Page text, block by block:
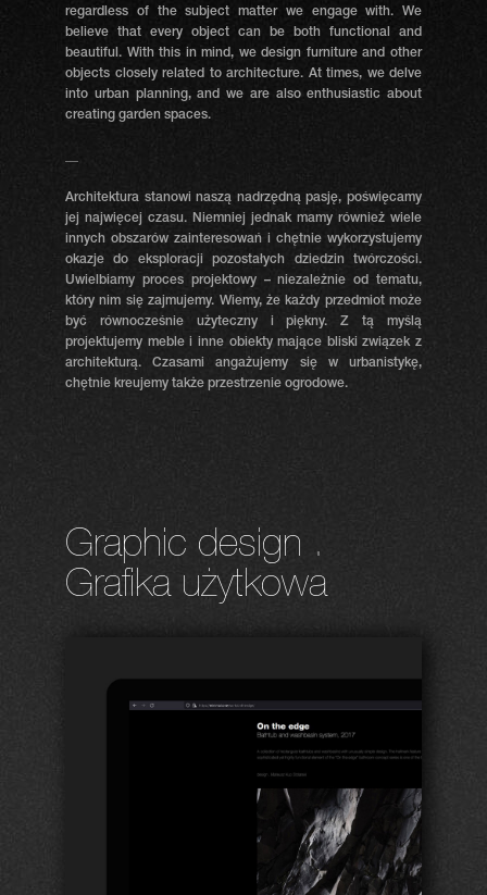
regardless of the subject matter we engage with. We
believe that every object can be both functional and
beautiful. With this in mind, we design furniture and other
objects closely related to architecture. At times, we delve
into urban planning, and we are also enthusiastic about
creating garden spaces.
Architektura stanowi naszą nadrzędną pasję, poświęcamy
jej najwięcej czasu. Niemniej jednak mamy również wiele
innych obszarów zainteresowań i chętnie wykorzystujemy
okazje do eksploracji pozostałych dziedzin twórczości.
Uwielbiamy proces projektowy – niezależnie od tematu,
który nim się zajmujemy. Wiemy, że każdy przedmiot może
być równocześnie użyteczny i piękny. Z tą myślą
projektujemy meble i inne obiekty mające bliski związek z
architekturą. Czasami angażujemy się w urbanistykę,
chętnie kreujemy także przestrzenie ogrodowe.
Graphic design .
Grafika użytkowa